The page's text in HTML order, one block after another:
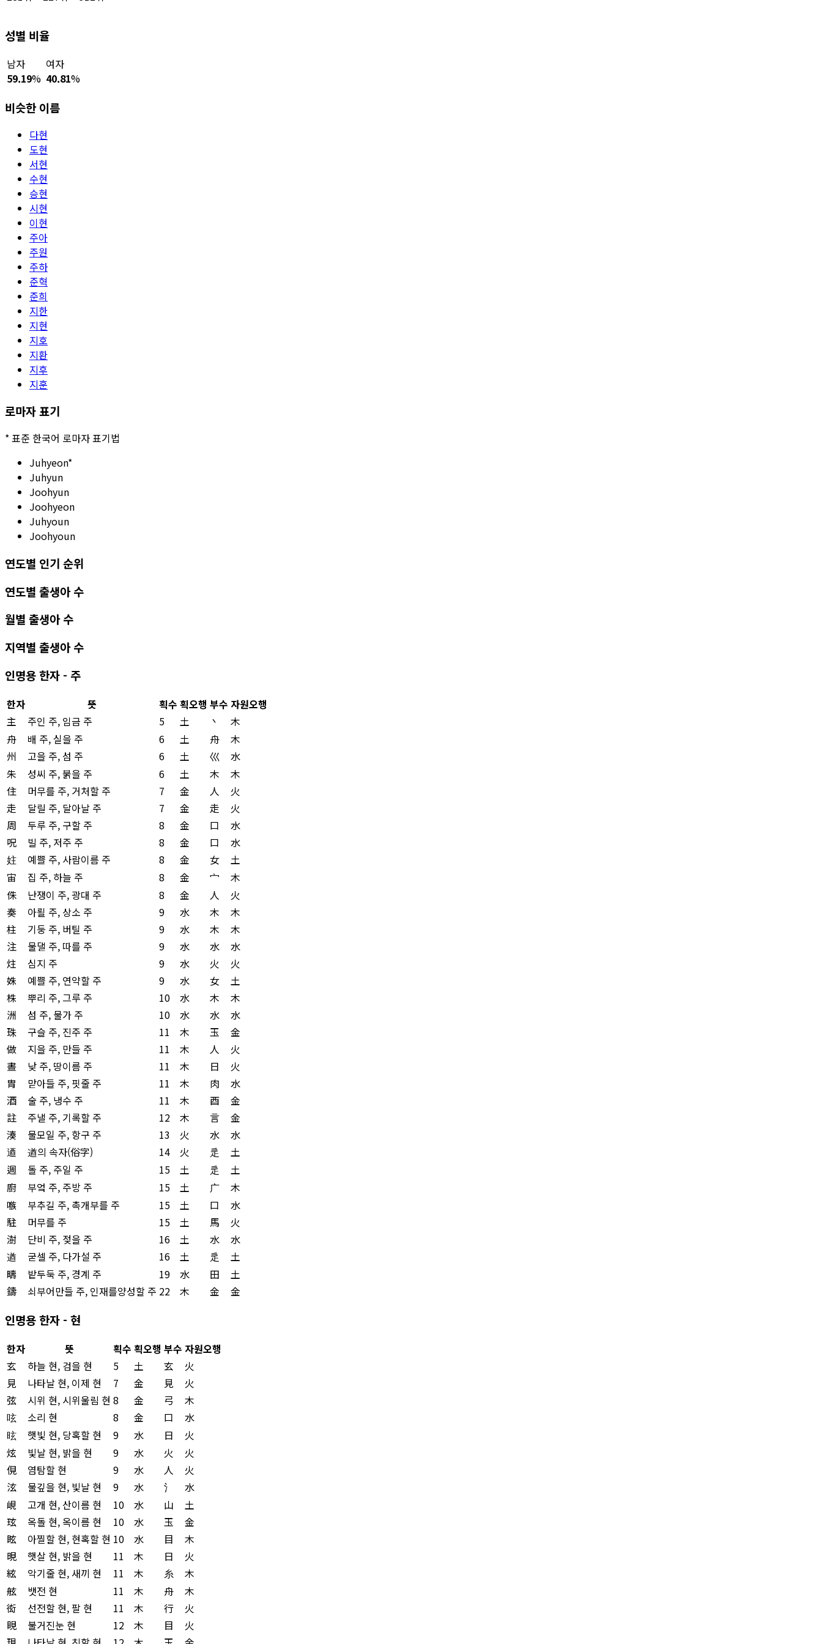
성별 비율
남자
59.19%
여자
40.81%
비슷한 이름
다현
도현
서현
수현
승현
시현
이현
주아
주원
주하
준혁
준희
지한
지현
지호
지환
지후
지훈
로마자 표기
*표준 한국어 로마자 표기법
Juhyeon*
Juhyun
Joohyun
Joohyeon
Juhyoun
Joohyoun
연도별 인기 순위
연도별 출생아 수
월별 출생아 수
지역별 출생아 수
인명용 한자 - 주
한자 뜻 획수 획오행 부수 자원오행
主
주인 주, 임금 주 5 土 丶
木
舟
배 주, 실을 주 6 土 舟
木
州
고을 주, 섬 주 6 土 巛
水
朱
성씨 주, 붉을 주 6 土 木
木
住
머무를 주, 거처할 주 7 金 人
火
走
달릴 주, 달아날 주 7 金 走
火
周
두루 주, 구할 주 8 金 口
水
呪
빌 주, 저주 주 8 金 口
水
妵
예쁠 주, 사람이름 주 8 金 女
土
宙
집 주, 하늘 주 8 金 宀
木
侏
난쟁이 주, 광대 주 8 金 人
火
奏
아뢸 주, 상소 주 9 水 木
木
柱
기둥 주, 버틸 주 9 水 木
木
注
물댈 주, 따를 주 9 水 水
水
炷
심지 주 9 水 火
火
姝
예쁠 주, 연약할 주 9 水 女
土
株
뿌리 주, 그루 주 10 水 木
木
洲
섬 주, 물가 주 10 水 水
水
珠
구슬 주, 진주 주 11 木 玉
金
做
지을 주, 만들 주 11 木 人
火
晝
낮 주, 땅이름 주 11 木 日
火
胄
맏아들 주, 핏줄 주 11 木 肉
水
酒
술 주, 냉수 주 11 木 酉
金
註
주낼 주, 기록할 주 12 木 言
金
湊
물모일 주, 항구 주 13 火 水
水
逎
遒의 속자(俗字) 14 火 辵
土
週
돌 주, 주일 주 15 土 辵
土
廚
부엌 주, 주방 주 15 土 广
木
嗾
부추길 주, 촉개부를 주 15 土 口
水
駐
머무를 주 15 土 馬
火
澍
단비 주, 젖을 주 16 土 水
水
遒
굳셀 주, 다가설 주 16 土 辵
土
疇
밭두둑 주, 경계 주 19 水 田
土
鑄
쇠부어만들 주, 인재를양성할 주 22 木 金 金
인명용 한자 - 현
한자 뜻 획수 획오행 부수 자원오행
玄
하늘 현, 검을 현 5 土 玄
火
見
나타날 현, 이제 현 7 金 見
火
弦
시위 현, 시위울림 현 8 金 弓
木
呟
소리 현 8 金 口
水
昡
햇빛 현, 당혹할 현 9 水 日
火
炫
빛날 현, 밝을 현 9 水 火
火
俔
염탐할 현 9 水 人
火
泫
물깊을 현, 빛날 현 9 水 氵
水
峴
고개 현, 산이름 현 10 水 山
土
玹
옥돌 현, 옥이름 현 10 水 玉
金
眩
아찔할 현, 현혹할 현 10 水 目
木
晛
햇살 현, 밝을 현 11 木 日
火
絃
악기줄 현, 새끼 현 11 木 糸
木
舷
뱃전 현 11 木 舟
木
衒
선전할 현, 팔 현 11 木 行
火
睍
불거진눈 현 12 木 目
火